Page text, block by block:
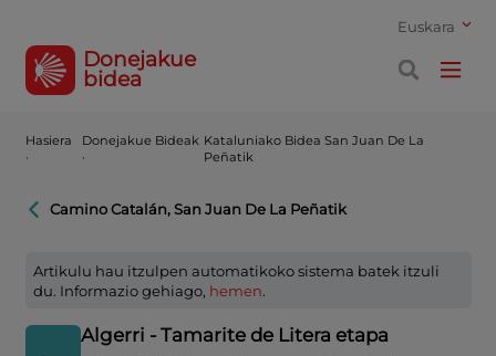
Euskara
Donejakue
bidea
Hasiera
·
Donejakue Bideak
·
Kataluniako Bidea San Juan De La
Peñatik
Camino Catalán, San Juan De La Peñatik
Artikulu hau itzulpen automatikoko sistema batek itzuli
du. Informazio gehiago, hemen.
Algerri - Tamarite de Litera etapa